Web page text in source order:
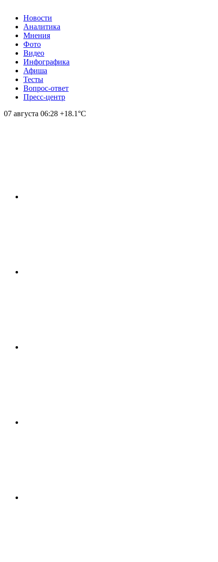
Новости
Аналитика
Мнения
Фото
Видео
Инфографика
Афиша
Тесты
Вопрос-ответ
Пресс-центр
07 августа 06:28 +18.1°С